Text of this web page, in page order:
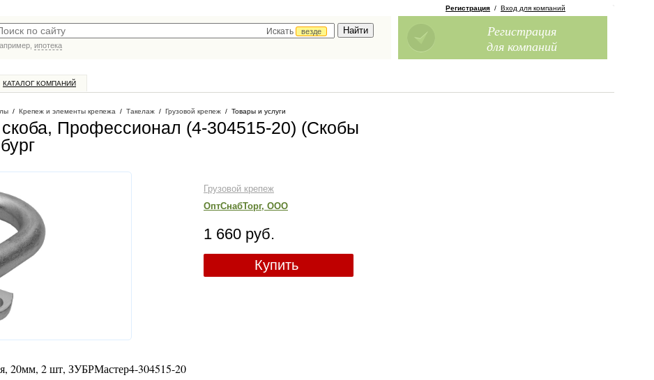
Искать
везде
ипотека
Регистрация / Вход для компаний
Регистрация
для компаний
КАТАЛОГ КОМПАНИЙ
/ Крепеж и элементы крепежа / Такелаж / Грузовой крепеж / Товары и услуги
Профессионал (4-304515-20) (Скобы
Грузовой крепеж
ОптСнабТорг, ООО
1 660 руб.
Купить
20мм, 2 шт, ЗУБРМастер4-304515-20